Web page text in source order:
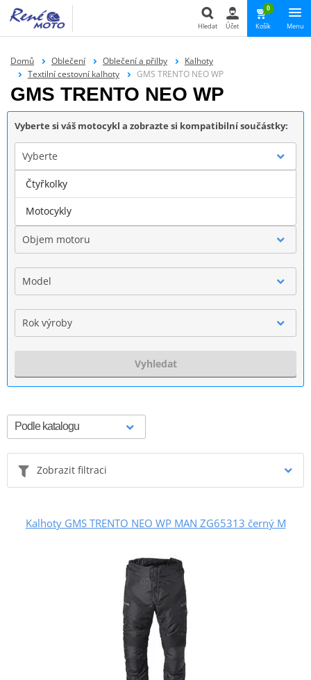
Hledat Účet
0
Košík Menu
Domů Oblečení Oblečení a přilby
Kalhoty
Textilní cestovní kalhoty
GMS TRENTO NEO WP
GMS TRENTO NEO WP
Vyberte si váš motocykl a zobrazte si kompatibilní součástky:
Vyberte
Značka
Objem motoru
Model
Rok výroby
Vyhledat
Zobrazit filtraci
Kalhoty GMS TRENTO NEO WP MAN ZG65313 černý M
Čtyřkolky
Motocykly